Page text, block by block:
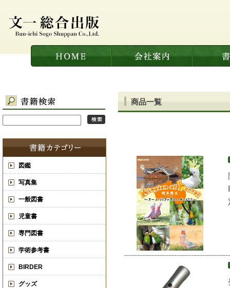
図鑑
写真集
一般図書
児童書
専門図書
学術参考書
BIRDER
グッズ
商品一覧